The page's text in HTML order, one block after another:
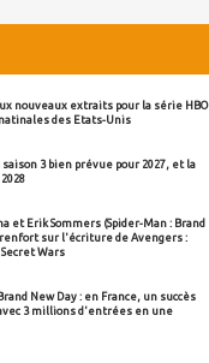
nouveaux extraits pour la série HBO
des Etats-Unis
saison 3 bien prévue pour 2027, et la
et Erik Sommers (Spider-Man : Brand
renfort sur l'écriture de Avengers :
Wars
New Day : en France, un succès
3 millions d'entrées en une